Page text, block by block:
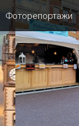
Фоторепортажи